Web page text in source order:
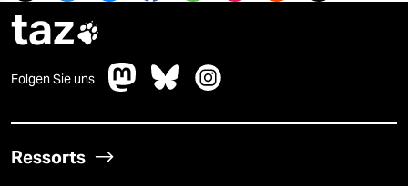
taz
Folgen Sie uns
Ressorts